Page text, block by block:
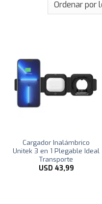
Cargador Inalámbrico
Unitek 3 en 1 Plegable Ideal
Transporte
USD 43,99